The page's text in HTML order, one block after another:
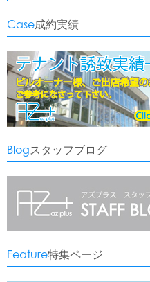
Case成約実績
Blogスタッフブログ
Feature特集ページ